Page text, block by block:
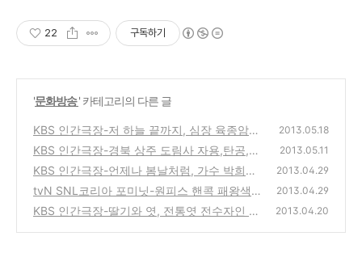
22 구독하기
'문화방송' 카테고리의 다른 글
KBS 인간극장-저 하늘 끝까지, 심장 육종암으
로 투병중인 최진숙, 임재윤 부부의 이야기
2013.05.18
KBS 인간극장-경북 상주 도림사 자용,탄공,법
연 세스님과 홍인이 그 이후, 다문화가정의 절
생활 이야기
(2)
2013.05.11
KBS 인간극장-언제나 봄날처럼, 가수 박희수
씨와 가족들의 길위의 캠핑카 생활속의 희망
프로젝트
(0)
2013.04.29
tvN SNL코리아 포미닛-원피스 핸콕 패왕색의
현아와 은교를 패러디한 응교와 방송사고
2013.04.29
KBS 인간극장-딸기와 엿, 전통엿 전수자인 최
2013.04.20